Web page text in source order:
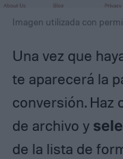
Imagen utilizada con
Una vez que
te aparecerá la
conversión. Haz
de archivo y
de la lista de